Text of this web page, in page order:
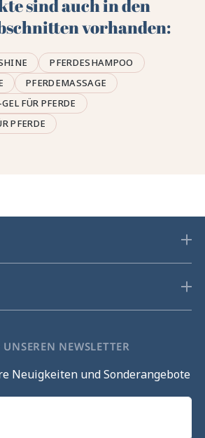
sind auch in den
vorhanden:
PFERDESHAMPOO
PFERDEMASSAGE
FÜR PFERDE
PFERDE
NEWSLETTER
Neuigkeiten und Sonderangebote